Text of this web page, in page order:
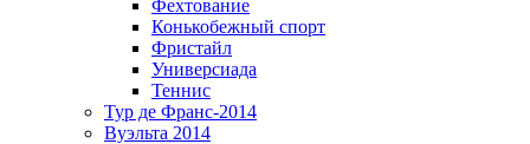
Фехтование
Конькобежный спорт
Фристайл
Универсиада
Теннис
Тур де Франс-2014
Вуэльта 2014